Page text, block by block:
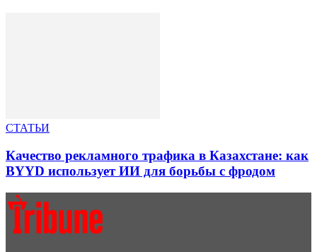
СТАТЬИ
Качество рекламного трафика в Казахстане: как
BYYD использует ИИ для борьбы с фродом